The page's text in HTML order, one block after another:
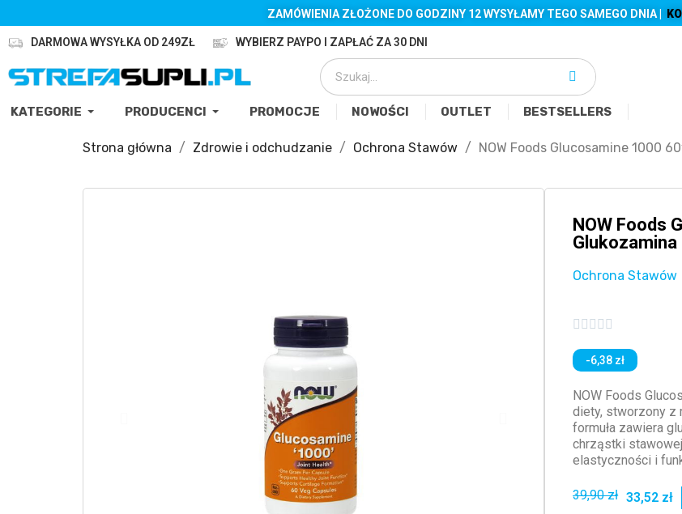
ZAMÓWIENIA ZŁOŻONE DO GODZINY 12 WYSYŁAMY TEGO SAMEGO DNIA |
DARMOWA WYSYŁKA OD 249ZŁ WYBIERZ PAYPO I ZAPŁAĆ ZA 30 DNI
KATEGORIE PRODUCENCI PROMOCJE NOWOŚCI OUTLET BESTSELLERS
Strona główna Zdrowie i odchudzanie Ochrona Stawów NOW Foods Glucosamine 1000
NOW Foods
Glukozamina
Ochrona Stawów
    
-6,38 zł
NOW Foods
diety, stworzony z
formuła zawiera
chrząstki
elastyczności i
39,90 zł 33,52 zł